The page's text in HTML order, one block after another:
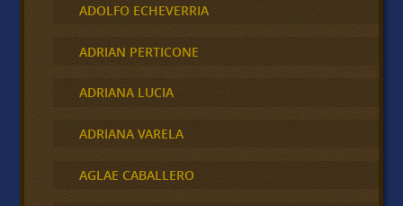
ADOLFO ECHEVERRIA
ADRIAN PERTICONE
ADRIANA LUCIA
ADRIANA VARELA
AGLAE CABALLERO